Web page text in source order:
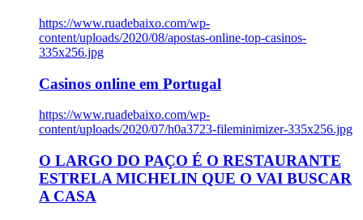
https://www.ruadebaixo.com/wp-
content/uploads/2020/08/apostas-online-top-casinos-
335x256.jpg
Casinos online em Portugal
https://www.ruadebaixo.com/wp-
content/uploads/2020/07/h0a3723-fileminimizer-335x256.jpg
O LARGO DO PAÇO É O RESTAURANTE
ESTRELA MICHELIN QUE O VAI BUSCAR
A CASA